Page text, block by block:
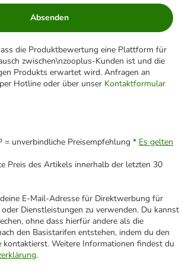
Absenden
die Produktbewertung eine Plattform für
zwischen\nzooplus-Kunden ist und die
Produkts erwartet wird. Anfragen an
Hotline oder über unser Kontaktformular
= unverbindliche Preisempfehlung * Es gelten
Preis des Artikels innerhalb der letzten 30
E-Mail-Adresse für Direktwerbung für
Dienstleistungen zu verwenden. Du kannst
ohne dass hierfür andere als die
den Basistarifen entstehen, indem du den
kontaktierst. Weitere Informationen findest du
.